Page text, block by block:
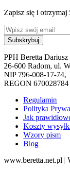
Zapisz się i otrzymaj
PPH Beretta Dariusz
26-600 Radom, ul.
NIP 796-008-17-74,
REGON 670028784
Regulamin
Polityka
Jak
Koszty
Wzory pism
Blog
www.beretta.net.pl |